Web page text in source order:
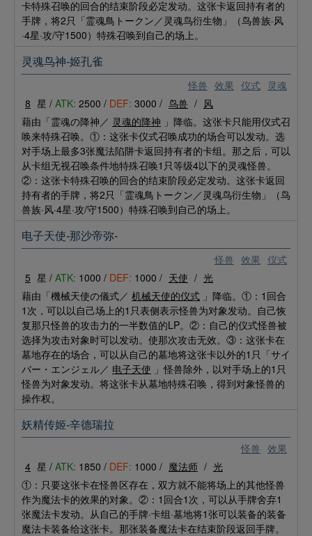
卡特殊召唤的回合的结束阶段必定发动。这张卡返回持有者的
手牌，将2只「霊魂鳥トークン／灵魂鸟衍生物」（鸟兽族·风
·4星·攻/守1500）特殊召唤到自己的场上。
怪兽 效果 仪式 灵魂
灵魂鸟神-姬孔雀
8 星 / ATK: 2500 / DEF: 3000 / 鸟兽 / 风
藉由「霊魂の降神／ 灵魂的降神 」降临。这张卡只能用仪式召
唤来特殊召唤。①：这张卡仪式召唤成功的场合可以发动。选
对手场上最多3张魔法陷阱卡返回持有者的卡组。那之后，可以
从卡组无视召唤条件地特殊召唤1只等级4以下的灵魂怪兽。
②：这张卡特殊召唤的回合的结束阶段必定发动。这张卡返回
持有者的手牌，将2只「霊魂鳥トークン／灵魂鸟衍生物」（鸟
兽族·风·4星·攻/守1500）特殊召唤到自己的场上。
怪兽 效果 仪式
电子天使-那沙帝弥-
5 星 / ATK: 1000 / DEF: 1000 / 天使 / 光
藉由「機械天使の儀式／ 机械天使的仪式 」降临。①：1回合
1次，可以以自己场上的1只表侧表示怪兽为对象发动。自己恢
复那只怪兽的攻击力的一半数值的LP。②：自己的仪式怪兽被
选择为攻击对象时可以发动。使那次攻击无效。③：这张卡在
墓地存在的场合，可以从自己的墓地将这张卡以外的1只「サイ
バー・エンジェル／ 电子天使 」怪兽除外，以对手场上的1只
怪兽为对象发动。将这张卡从墓地特殊召唤，得到对象怪兽的
操作权。
怪兽 效果
妖精传姬-辛德瑞拉
4 星 / ATK: 1850 / DEF: 1000 / 魔法师 / 光
①：只要这张卡在怪兽区存在，双方就不能将场上的其他怪兽
作为魔法卡的效果的对象。②：1回合1次，可以从手牌舍弃1
张魔法卡发动。从自己的手牌·卡组·墓地将1张可以装备的装备
魔法卡装备给这张卡。那张装备魔法卡在结束阶段返回手牌。